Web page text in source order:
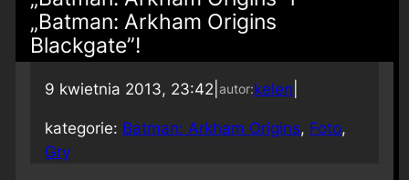
„Batman: Arkham Origins
Blackgate”!
9 kwietnia 2013, 23:42 autor:kelen
kategorie: Batman: Arkham Origins, Foto
Gry